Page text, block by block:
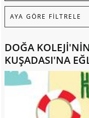
DOĞA
KUŞADASI'NA